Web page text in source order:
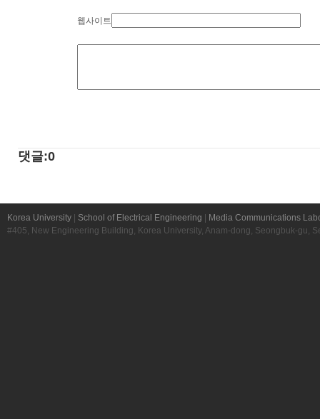
웹사이트
댓글:0
Korea University School of Electrical Engineering
Media Communications
#405, New Engineering Building, Korea University, Anam-dong, Seongbuk-gu,